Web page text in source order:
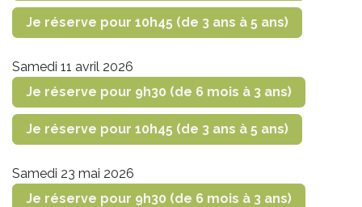
Je réserve pour 10h45 (de 3 ans à 5 ans)
Samedi 11 avril 2026
Je réserve pour 9h30 (de 6 mois à 3 ans)
Je réserve pour 10h45 (de 3 ans à 5 ans)
Samedi 23 mai 2026
Je réserve pour 9h30 (de 6 mois à 3 ans)